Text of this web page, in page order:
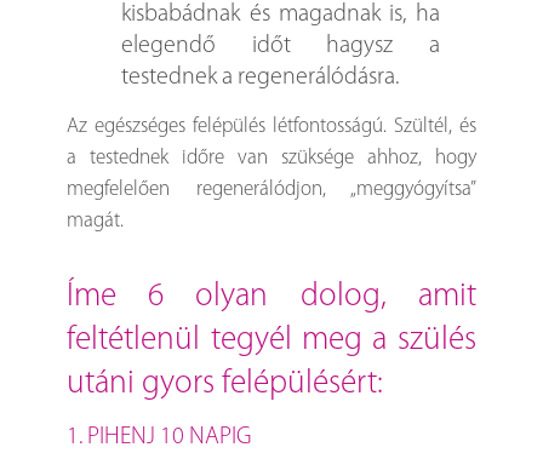
kisbabádnak és magadnak is, ha
elegendő időt hagysz a
testednek a regenerálódásra.
Az egészséges felépülés létfontosságú. Szültél, és
a testednek időre van szüksége ahhoz, hogy
megfelelően regenerálódjon, „meggyógyítsa”
magát.
íme 6 olyan dolog, amit
feltétlenül tegyél meg a szülés
utáni gyors felépülésért:
1. PIHENJ 10 NAPIG